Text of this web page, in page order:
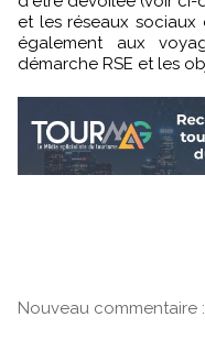
et les réseaux sociaux
également aux
démarche RSE et les
Nouveau commentaire :